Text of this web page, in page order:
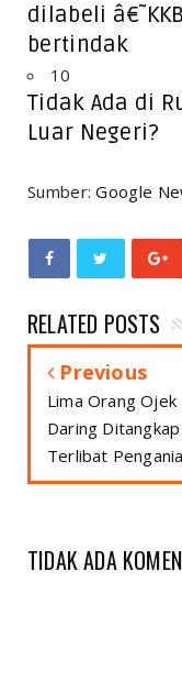
dilabeli
bertindak
10
Tidak Ada di
Luar Negeri?
Sumber:Google
RELATED POSTS
Previous
Lima Orang Ojek
Daring Ditangkap
Terlibat
TIDAK ADA